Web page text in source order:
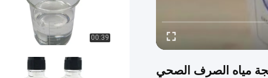
مياه الصرف الصحي
00:39